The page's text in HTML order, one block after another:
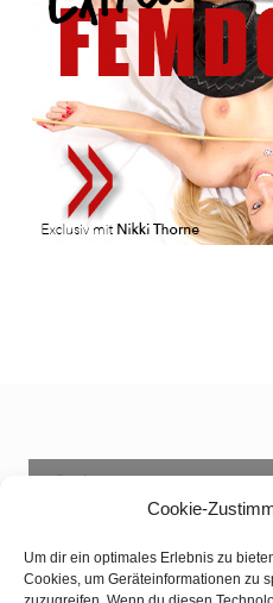
Cookie-
Um dir ein optimales Erlebnis zu
Cookies, um Geräteinformationen zu
Suchen